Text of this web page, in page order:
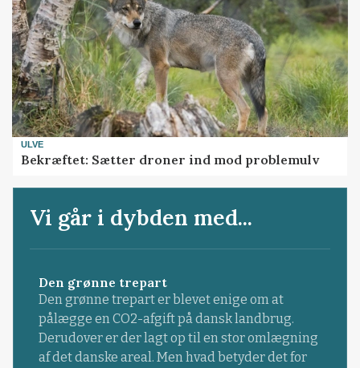
ULVE
Bekræftet: Sætter droner ind mod problemulv
Vi går i dybden med...
Den grønne trepart
Den grønne trepart er blevet enige om at
pålægge en CO2-afgift på dansk landbrug.
Derudover er der lagt op til en stor omlægning
af det danske areal. Men hvad betyder det for